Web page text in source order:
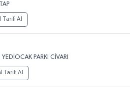
Tarifi Al
PARKI CİVARI
Tarifi Al